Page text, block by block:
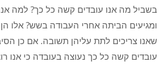
בשביל מה אנו עובדים קשה כל כך? למה
ומגיעים הביתה אחרי העבודה בשש? אלו
שאנו צריכים לתת עליהן תשובה. אם כן
עובדים קשה כל כך נעוצה בעובדה כי אנו